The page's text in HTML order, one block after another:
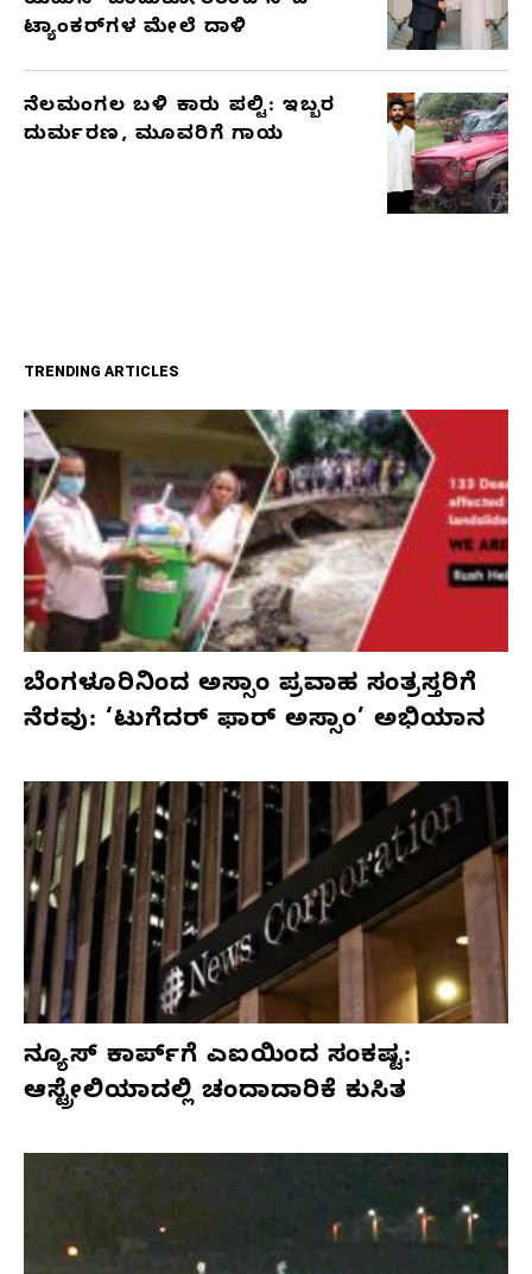
ಟ್ಯಾಂಕರ್‌ಗಳ ಮೇಲೆ ದಾಳಿ
ನೆಲಮಂಗಲ ಬಳಿ ಕಾರು ಪಲ್ಟಿ: ಇಬ್ಬರ
ದುರ್ಮರಣ, ಮೂವರಿಗೆ ಗಾಯ
TRENDING ARTICLES
ಬೆಂಗಳೂರಿನಿಂದ ಅಸ್ಸಾಂ ಪ್ರವಾಹ ಸಂತ್ರಸ್ತರಿಗೆ
ನೆರವು: ‘ಟುಗೆದರ್ ಫಾರ್ ಅಸ್ಸಾಂ’ ಅಭಿಯಾನ
ನ್ಯೂಸ್ ಕಾರ್ಪ್‌ಗೆ ಎಐಯಿಂದ ಸಂಕಷ್ಟ:
ಆಸ್ಟ್ರೇಲಿಯಾದಲ್ಲಿ ಚಂದಾದಾರಿಕೆ ಕುಸಿತ